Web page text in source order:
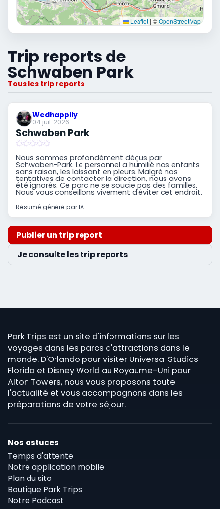
Leaflet | ©OpenStreetMap
Trip reports de
Schwaben Park
Tous les trip reports
Wedhappily
04 juil. 2026
Schwaben Park
Nous sommes profondément déçus par
Schwaben-Park. Le personnel a humilié nos enfants
sans raison, les laissant en pleurs. Malgré nos
tentatives de contacter la direction, nous avons
été ignorés. Ce parc ne se soucie pas des familles.
Nous vous conseillons vivement d'éviter cet endroit.
Résumé généré par IA
Publier un trip report
Je consulte les trip reports
Park Trips est un site d'informations sur les
voyages dans les parcs d'attractions dans le
monde. D'Orlando pour visiter Universal Studios
Florida et Disney World au Royaume-Uni pour
Alton Towers, nous vous proposons toute
l'actualité et vous accompagnons dans les
préparations de votre séjour.
Nos astuces
Temps d'attente
Notre application mobile
Plan du site
Boutique Park Trips
Notre Podcast